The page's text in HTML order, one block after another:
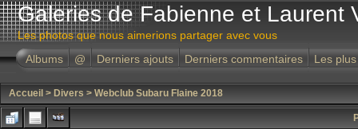
Galeries de Fabienne et Laurent
Les photos que nous aimerions partager avec vous
Albums
@ Derniers ajouts Derniers commentaires Les
Accueil > Divers > Webclub Subaru Flaine 2018